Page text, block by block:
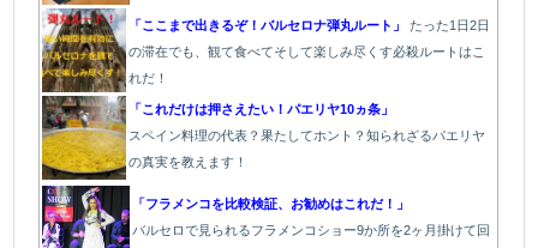
「ここまで出きるぞ！バルセロナ弾丸ルート」 たった1 日2日
の滞在でも、観て食べてそして楽しみ尽くす必殺ルートはこ
れだ！
「これだけは押さえたい！パエリヤ10ヵ条」
スペイン料理の代表？果たしてホント？知られざるパエリヤ
の真実を教えます！
「フラメンコを比較検証、お勧めはこれだ！」
バルセロで見られるフラメンコショー9か所を2ヶ月掛けて回